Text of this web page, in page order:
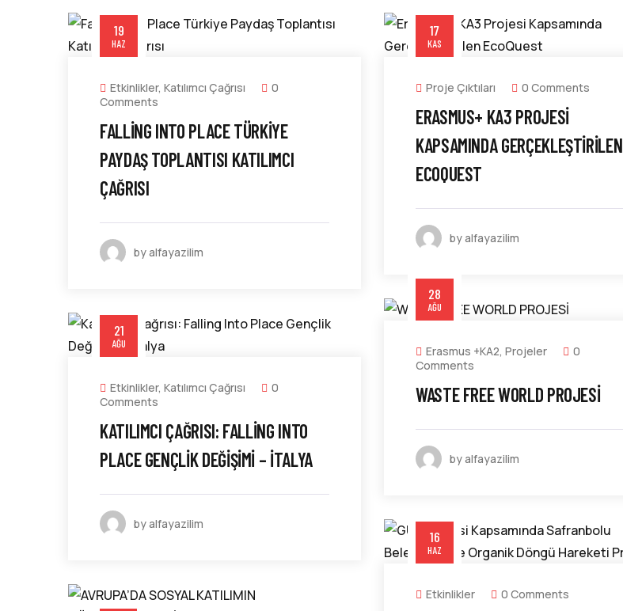
19
HAZ
Etkinlikler, Katılımcı Çağrısı
0
Comments
FALLING INTO PLACE TÜRKIYE
PAYDAŞ TOPLANTISI KATILIMCI
ÇAĞRISI
by alfayazilim
17
KAS
Proje Çıktıları 0 Comments
ERASMUS+ KA3 PROJESI
KAPSAMINDA GERÇEKLEŞTIRILEN
ECOQUEST
by alfayazilim
28
AĞU
Erasmus +KA2, Projeler
0
Comments
WASTE FREE WORLD PROJESİ
by alfayazilim
21
AĞU
Etkinlikler, Katılımcı Çağrısı
0
Comments
KATILIMCI ÇAĞRISI: FALLING INTO
PLACE GENÇLIK DEĞIŞIMI – İTALYA
by alfayazilim
16
HAZ
Etkinlikler 0 Comments